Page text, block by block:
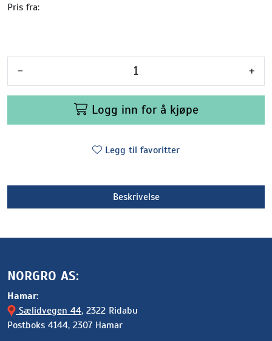
Pris fra:
- +
Logg inn for å kjøpe
Legg til favoritter
Beskrivelse
NORGRO AS:
Hamar:
Sælidvegen 44, 2322 Ridabu
Postboks 4144, 2307 Hamar